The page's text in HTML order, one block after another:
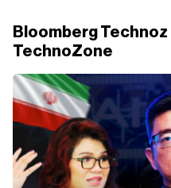
Bloomberg
TechnoZone